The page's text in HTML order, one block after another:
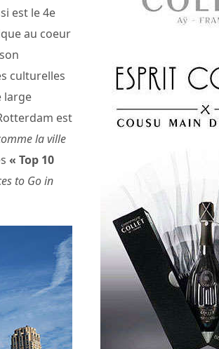
est le 4e
au coeur
culturelles
large
est
la ville
« Top 10
to Go in